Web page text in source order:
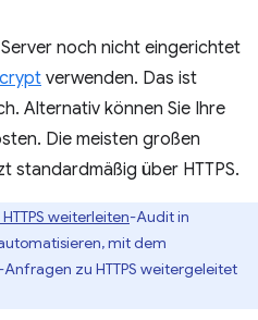
Server noch nicht eingerichtet
verwenden. Das ist
Alternativ können Sie Ihre
Die meisten großen
standardmäßig über HTTPS.
weiterleiten-Audit in
mit dem
zu HTTPS weitergeleitet